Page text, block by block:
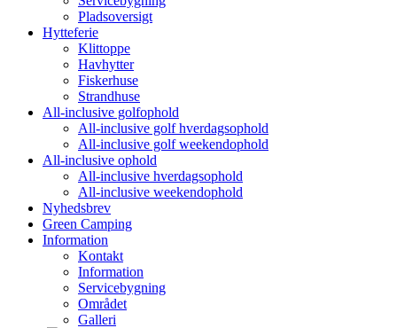
Pladsoversigt
Hytteferie
Klittoppe
Havhytter
Fiskerhuse
Strandhuse
All-inclusive golfophold
All-inclusive golf hverdagsophold
All-inclusive golf weekendophold
All-inclusive ophold
All-inclusive hverdagsophold
All-inclusive weekendophold
Nyhedsbrev
Green Camping
Information
Kontakt
Information
Servicebygning
Området
Galleri